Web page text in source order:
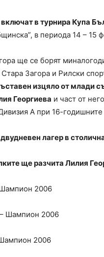
в турнира Купа
в периода 14 – 15
ще се борят
Загора и Рилски
изцяло от млади
Георгиева и част от
А при 16-
лагер в
ще разчита Лилия
2006
Шампион 2006
2006